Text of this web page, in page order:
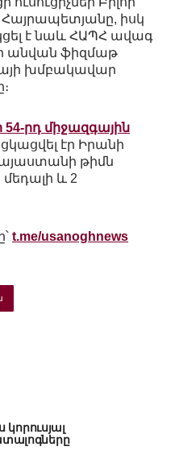
Հայրապետյանը, իսկ
է նաև ՀԱՊՀ ավագ
անվան ֆիզմաթ
խմբակավար
54-րդ միջազգային
էր Իրանի
թիմն
և 2
t.me/usanoghnews
կորուսյալ